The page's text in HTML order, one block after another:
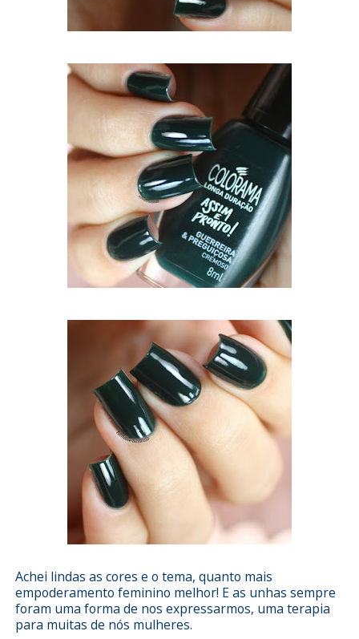
Achei lindas as cores e o tema, quanto mais
empoderamento feminino melhor! E as unhas sempre
foram uma forma de nos expressarmos, uma terapia
para muitas de nós mulheres.